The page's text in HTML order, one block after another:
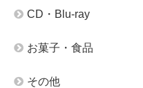
CD・Blu-ray
お菓子・食品
その他